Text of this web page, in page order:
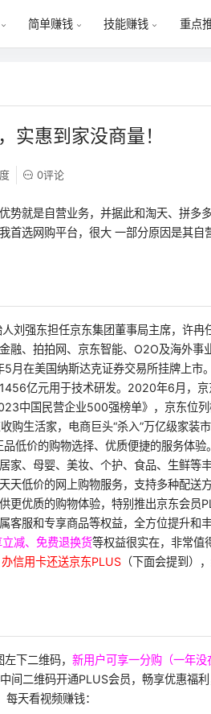
简单赚钱 技能赚钱 重点
实惠到家没商量！
0评论
势就是自营业务，并据此和淘天、拼多
首选网购平台，很大 一部分原因是其自
刘强东担任京东集团董事局主席，许冉
融、拍拍网、京东智能、O2O及海外事
在美国纳斯达克证券交易所挂牌上市
亿元用于技术研发。2020年6月，
中国民营企业500强榜单》，京东位
生活家，电商巨头“杀入”万亿级家装市
低价的购物选择、优质便捷的服务体验
家、母婴、美妆、个护、食品、生鲜等
天低价的网上购物服务，支持多种配送
更优质的购物体验，特别推出京东会员
客服和专享商品等权益，全方位提升和
减、免费退换货等权益很实在，非常值
信用卡还送京东PLUS （下面会提到）
左下二维码，新用户可享一分购（一年没
间二维码开通PLUS会员，畅享优惠福
天看视频赚钱：